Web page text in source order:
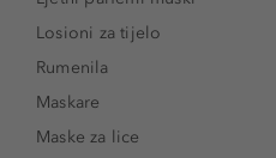
Losioni za tijelo
Rumenila
Maskare
Maske za lice